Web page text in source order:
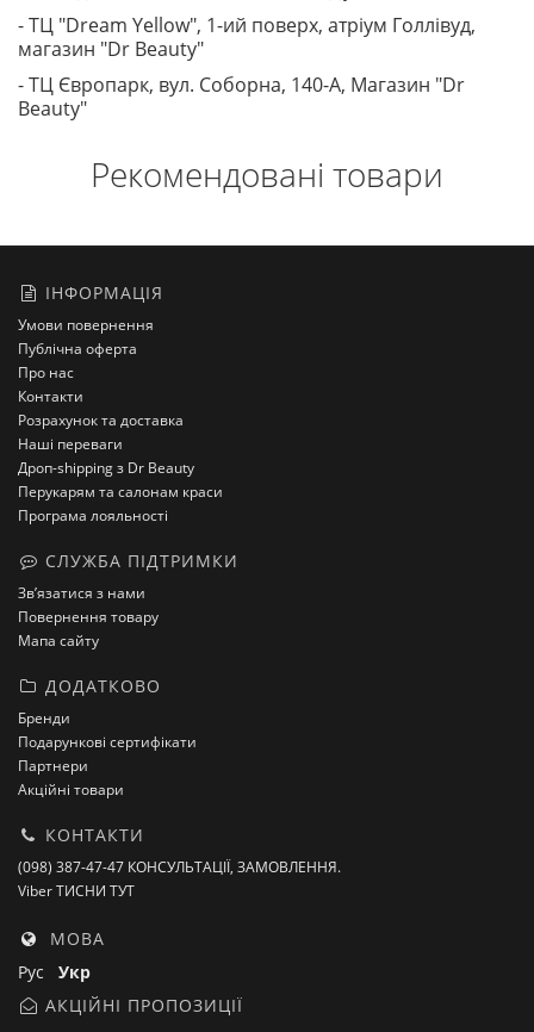
- ТЦ "Dream Yellow", 1-ий поверх, атріум Голлівуд,
магазин "Dr Beauty"
- ТЦ Європарк, вул. Соборна, 140-A, Магазин "Dr
Beauty"
Рекомендовані товари
ІНФОРМАЦІЯ
Умови повернення
Публічна оферта
Про нас
Контакти
Розрахунок та доставка
Наші переваги
Дроп-shipping з Dr Beauty
Перукарям та салонам краси
Програма лояльності
СЛУЖБА ПІДТРИМКИ
Зв’язатися з нами
Повернення товару
Мапа сайту
ДОДАТКОВО
Бренди
Подарункові сертифікати
Партнери
Акційні товари
КОНТАКТИ
(098) 387-47-47 КОНСУЛЬТАЦІЇ, ЗАМОВЛЕННЯ.
Viber ТИСНИ ТУТ
МОВА
Рус Укр
АКЦІЙНІ ПРОПОЗИЦІЇ